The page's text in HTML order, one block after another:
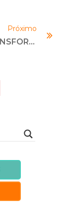
Próximo
#35 | TRANSFORMAÇÃO DIGITAL EM COMPLIANCE | Com Eduardo Tardelli